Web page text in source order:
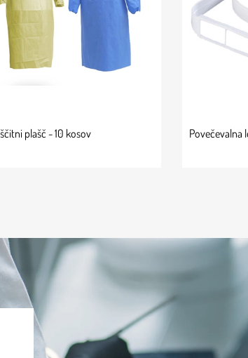
plašč - 10 kosov Povečevalna